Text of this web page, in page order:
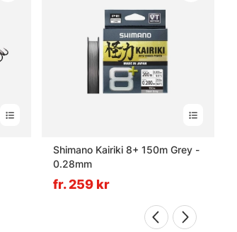
Shimano Kairiki 8+ 150m Grey -
0.28mm
fr. 259 kr